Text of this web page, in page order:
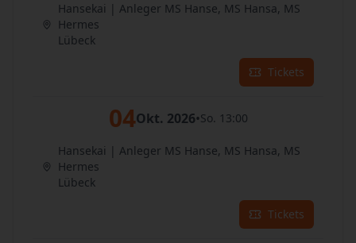
Hansekai | Anleger MS Hanse, MS Hansa, MS
Hermes
Lübeck
Tickets
04Okt. 2026•So. 13:00
Hansekai | Anleger MS Hanse, MS Hansa, MS
Hermes
Lübeck
Tickets